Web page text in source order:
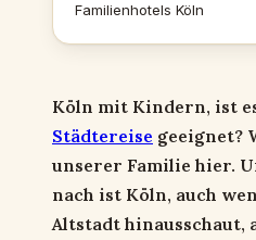
Familienhotels Köln
Köln mit Kindern, ist
Städtereise geeignet?
unserer Familie hier.
nach ist Köln, auch
Altstadt hinausschaut,